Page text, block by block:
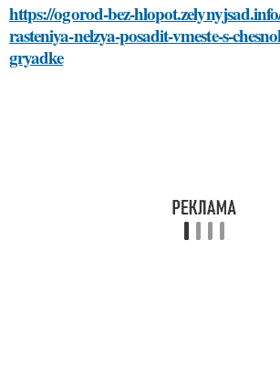
https://ogorod-bez-
rasteniya-nelzya-posadit-vmeste-s-
gryadke